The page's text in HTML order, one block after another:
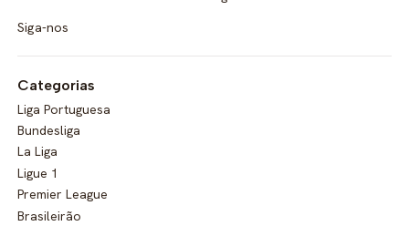
Siga-nos
Categorias
Liga Portuguesa
Bundesliga
La Liga
Ligue 1
Premier League
Brasileirão